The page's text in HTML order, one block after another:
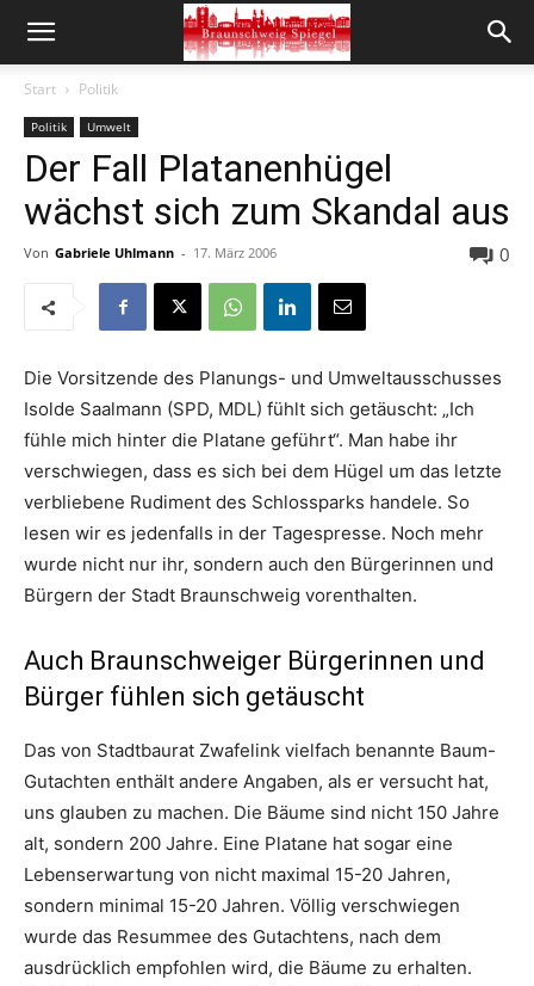
Start Politik
Politik Umwelt
Der Fall Platanenhügel
wächst sich zum Skandal aus
Von Gabriele Uhlmann - 17. März 2006 0
Die Vorsitzende des Planungs- und Umweltausschusses
Isolde Saalmann (SPD, MDL) fühlt sich getäuscht: „Ich
fühle mich hinter die Platane geführt“. Man habe ihr
verschwiegen, dass es sich bei dem Hügel um das letzte
verbliebene Rudiment des Schlossparks handele. So
lesen wir es jedenfalls in der Tagespresse. Noch mehr
wurde nicht nur ihr, sondern auch den Bürgerinnen und
Bürgern der Stadt Braunschweig vorenthalten.
Auch Braunschweiger Bürgerinnen und
Bürger fühlen sich getäuscht
Das von Stadtbaurat Zwafelink vielfach benannte Baum-
Gutachten enthält andere Angaben, als er versucht hat,
uns glauben zu machen. Die Bäume sind nicht 150 Jahre
alt, sondern 200 Jahre. Eine Platane hat sogar eine
Lebenserwartung von nicht maximal 15-20 Jahren,
sondern minimal 15-20 Jahren. Völlig verschwiegen
wurde das Resummee des Gutachtens, nach dem
ausdrücklich empfohlen wird, die Bäume zu erhalten.